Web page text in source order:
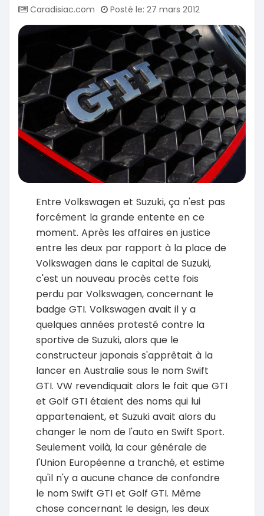
Caradisiac.com Posté le: 27 mars 2012
Entre Volkswagen et Suzuki, ça n'est pas
forcément la grande entente en ce
moment. Après les affaires en justice
entre les deux par rapport à la place de
Volkswagen dans le capital de Suzuki,
c'est un nouveau procès cette fois
perdu par Volkswagen, concernant le
badge GTI. Volkswagen avait il y a
quelques années protesté contre la
sportive de Suzuki, alors que le
constructeur japonais s'apprêtait à la
lancer en Australie sous le nom Swift
GTI. VW revendiquait alors le fait que GTI
et Golf GTI étaient des noms qui lui
appartenaient, et Suzuki avait alors du
changer le nom de l'auto en Swift Sport.
Seulement voilà, la cour générale de
l'Union Européenne a tranché, et estime
qu'il n'y a aucune chance de confondre
le nom Swift GTI et Golf GTI. Même
chose concernant le design, les deux